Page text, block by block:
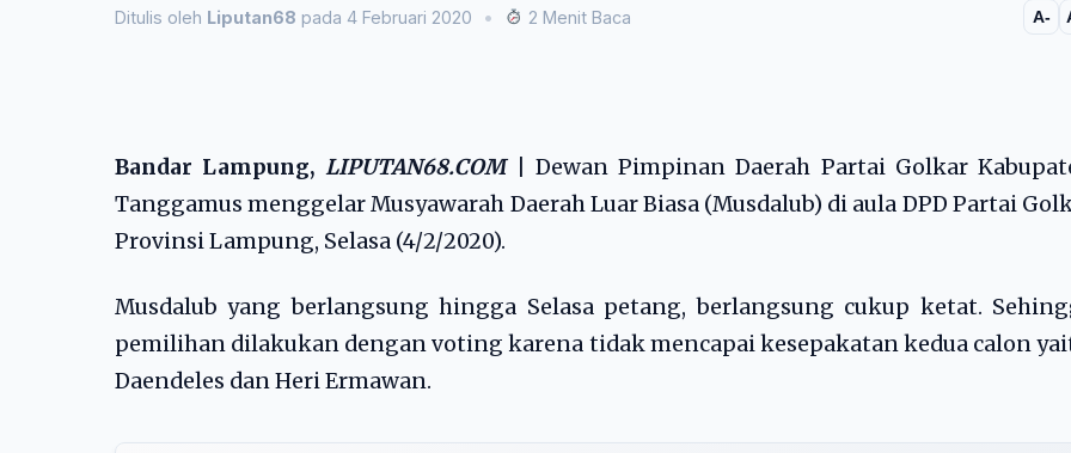
Ditulis oleh Liputan68 pada 4 Februari 2020 • 2 Menit Baca A-
Bandar Lampung,LIPUTAN68.COM|
Dewan Pimpinan Daerah Partai Golkar
Tanggamus menggelar Musyawarah Daerah Luar Biasa (Musdalub) di aula DPD Partai
Provinsi Lampung, Selasa (4/2/2020).
Musdalub yang berlangsung hingga Selasa petang, berlangsung cukup ketat.
pemilihan dilakukan dengan voting karena tidak mencapai kesepakatan kedua calon
Daendeles dan Heri Ermawan.